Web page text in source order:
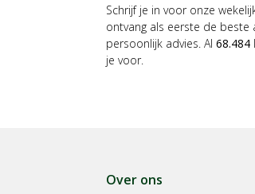
Schrijf je in voor onze
ontvang als eerste de beste
persoonlijk advies. Al 68.484
je voor.
Over ons